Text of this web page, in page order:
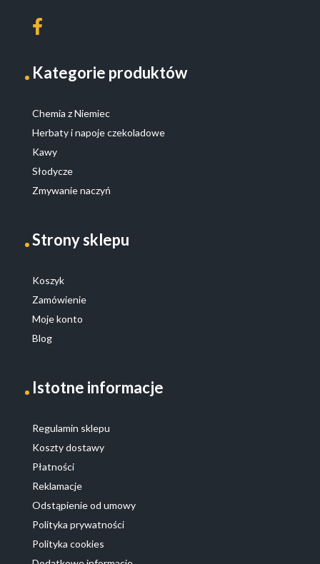
Kategorie produktów
Chemia z Niemiec
Herbaty i napoje czekoladowe
Kawy
Słodycze
Zmywanie naczyń
Strony sklepu
Koszyk
Zamówienie
Moje konto
Blog
Istotne informacje
Regulamin sklepu
Koszty dostawy
Płatności
Reklamacje
Odstąpienie od umowy
Polityka prywatności
Polityka cookies